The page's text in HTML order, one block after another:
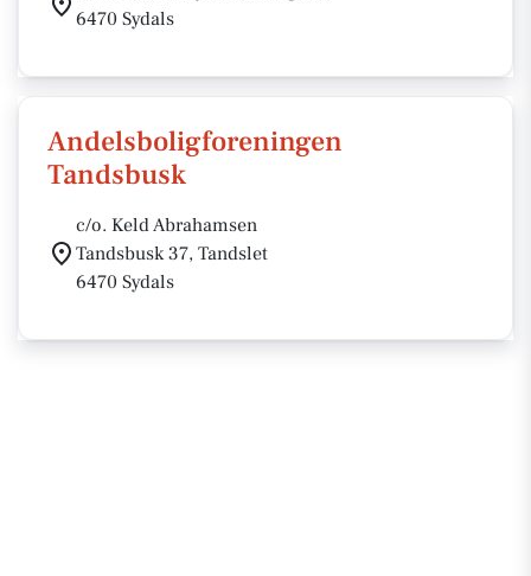
6470 Sydals
Andelsboligforeningen
Tandsbusk
c/o. Keld Abrahamsen
Tandsbusk 37, Tandslet
6470 Sydals